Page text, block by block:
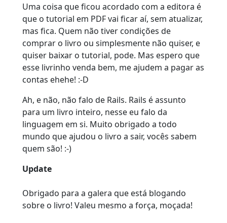
Uma coisa que ficou acordado com a editora é
que o tutorial em PDF vai ficar aí, sem atualizar,
mas fica. Quem não tiver condições de
comprar o livro ou simplesmente não quiser, e
quiser baixar o tutorial, pode. Mas espero que
esse livrinho venda bem, me ajudem a pagar as
contas ehehe! :-D
Ah, e não, não falo de Rails. Rails é assunto
para um livro inteiro, nesse eu falo da
linguagem em si. Muito obrigado a todo
mundo que ajudou o livro a sair, vocês sabem
quem são! :-)
Update
Obrigado para a galera que está blogando
sobre o livro! Valeu mesmo a força, moçada!